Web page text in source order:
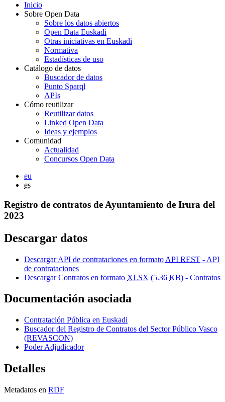
Inicio
Sobre Open Data
Sobre los datos abiertos
Open Data Euskadi
Otras iniciativas en Euskadi
Normativa
Estadísticas de uso
Catálogo de datos
Buscador de datos
Punto Sparql
APIs
Cómo reutilizar
Reutilizar datos
Linked Open Data
Ideas y ejemplos
Comunidad
Actualidad
Concursos Open Data
eu
es
Registro de contratos de Ayuntamiento de Irura del
2023
Descargar datos
Descargar API de contrataciones en formato API REST - API
de contrataciones
Descargar Contratos en formato XLSX (5.36 KB) - Contratos
Documentación asociada
Contratación Pública en Euskadi
Buscador del Registro de Contratos del Sector Público Vasco
(REVASCON)
Poder Adjudicador
Detalles
Metadatos en RDF